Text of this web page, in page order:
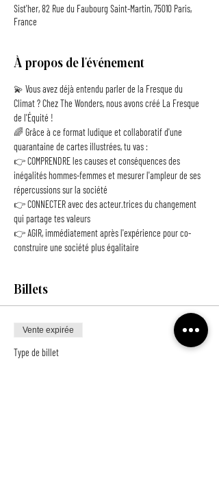
Sist'her, 82 Rue du Faubourg Saint-Martin, 75010 Paris,
France
À propos de l'événement
💫 Vous avez déjà entendu parler de la Fresque du
Climat ? Chez The Wonders, nous avons créé La Fresque
de l'Équité !
🌈 Grâce à ce format ludique et collaboratif d'une
quarantaine de cartes illustrées, tu vas :
👉 COMPRENDRE les causes et conséquences des
inégalités hommes-femmes et mesurer l'ampleur de ses
répercussions sur la société
👉 CONNECTER avec des acteur.trices du changement
qui partage tes valeurs
👉 AGIR, immédiatement après l'expérience pour co-
construire une société plus égalitaire
Billets
Vente expirée
Type de billet